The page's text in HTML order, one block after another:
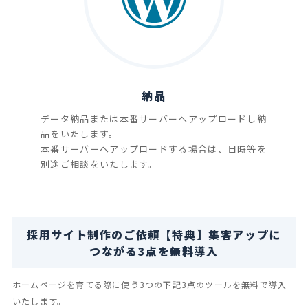
納品
データ納品または本番サーバーへアップロードし納
品をいたします。
本番サーバーへアップロードする場合は、日時等を
別途ご相談をいたします。
採用サイト制作のご依頼【特典】集客アップに
つながる3点を無料導入
ホームページを育てる際に使う3つの下記3点のツールを無料で導入
いたします。